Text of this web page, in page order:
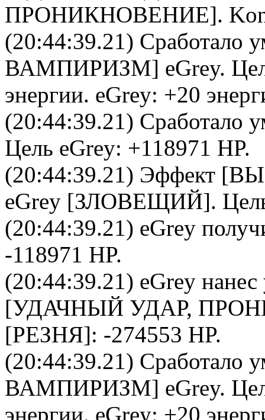
ПРОНИКНОВЕНИЕ].
(20:44:39.21) Сработало
ВАМПИРИЗМ] eGrey.
энергии. eGrey: +20
(20:44:39.21) Сработало
Цель eGrey: +118971 HP.
(20:44:39.21) Эффект
eGrey [ЗЛОВЕЩИЙ].
(20:44:39.21) eGrey
-118971 HP.
(20:44:39.21) eGrey
[УДАЧНЫЙ УДАР,
[РЕЗНЯ]: -274553 HP.
(20:44:39.21) Сработало
ВАМПИРИЗМ] eGrey.
энергии. eGrey: +20